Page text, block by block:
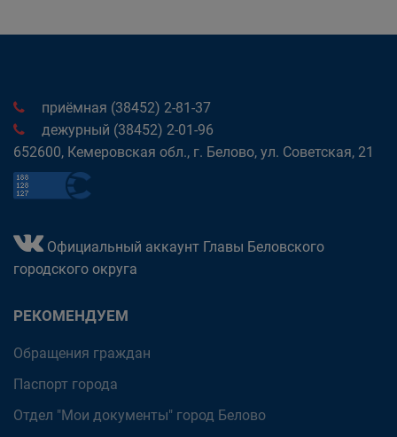
приёмная (38452) 2-81-37
дежурный (38452) 2-01-96
652600, Кемеровская обл., г. Белово, ул. Советская, 21
Официальный аккаунт Главы Беловского
городского округа
РЕКОМЕНДУЕМ
Обращения граждан
Паспорт города
Отдел "Мои документы" город Белово